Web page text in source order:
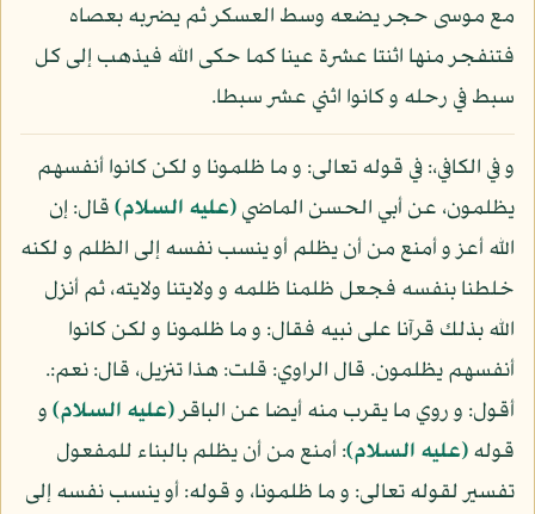
مع موسى حجر يضعه وسط العسكر ثم يضربه بعصاه
فتنفجر منها اثنتا عشرة عينا كما حكى الله فيذهب إلى كل
سبط في رحله و كانوا اثني عشر سبطا.
و في الكافي،: في قوله تعالى: و ما ظلمونا و لكن كانوا أنفسهم
يظلمون، عن أبي الحسن الماضي(عليه السلام)قال: إن
الله أعز و أمنع من أن يظلم أو ينسب نفسه إلى الظلم و لكنه
خلطنا بنفسه فجعل ظلمنا ظلمه و ولايتنا ولايته، ثم أنزل
الله بذلك قرآنا على نبيه فقال: و ما ظلمونا و لكن كانوا
أنفسهم يظلمون. قال الراوي: قلت: هذا تنزيل، قال: نعم:.
أقول: و روي ما يقرب منه أيضا عن الباقر(عليه السلام)و
قوله(عليه السلام): أمنع من أن يظلم بالبناء للمفعول
تفسير لقوله تعالى: و ما ظلمونا، و قوله: أو ينسب نفسه إلى